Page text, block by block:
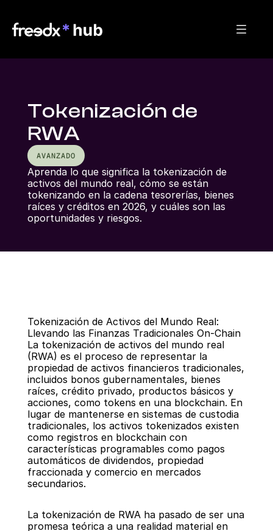
Tokenización de
RWA
AVANZADO
Aprenda lo que significa la tokenización de
activos del mundo real, cómo se están
tokenizando en la cadena tesorerías, bienes
raíces y créditos en 2026, y cuáles son las
oportunidades y riesgos.
Regresar
Tokenización de Activos del Mundo Real:
Llevando las Finanzas Tradicionales On-Chain
La tokenización de activos del mundo real
(RWA) es el proceso de representar la
propiedad de activos financieros tradicionales,
incluidos bonos gubernamentales, bienes
raíces, crédito privado, productos básicos y
acciones, como tokens en una blockchain. En
lugar de mantenerse en sistemas de custodia
tradicionales, los activos tokenizados existen
como registros en blockchain con
características programables como pagos
automáticos de dividendos, propiedad
fraccionada y comercio en mercados
secundarios.
La tokenización de RWA ha pasado de ser una
promesa teórica a una realidad material en